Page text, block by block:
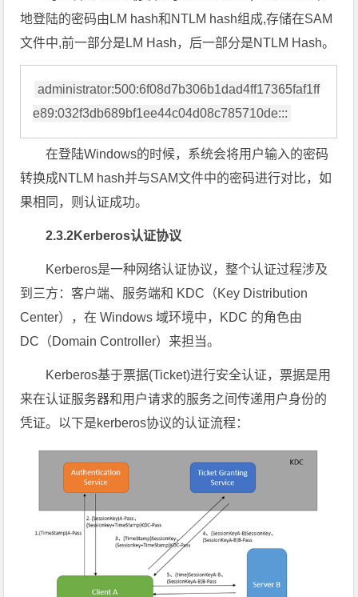
地登陆的密码由LM hash和NTLM hash组成,存储在SAM
文件中,前一部分是LM Hash，后一部分是NTLM Hash。
administrator:500:6f08d7b306b1dad4ff17365faf1ff
e89:032f3db689bf1ee44c04d08c785710de:::
在登陆Windows的时候，系统会将用户输入的密码
转换成NTLM hash并与SAM文件中的密码进行对比，如
果相同，则认证成功。
2.3.2Kerberos认证协议
Kerberos是一种网络认证协议，整个认证过程涉及
到三方：客户端、服务端和 KDC（Key Distribution
Center），在 Windows 域环境中，KDC 的角色由
DC（Domain Controller）来担当。
Kerberos基于票据(Ticket)进行安全认证，票据是用
来在认证服务器和用户请求的服务之间传递用户身份的
凭证。以下是kerberos协议的认证流程：